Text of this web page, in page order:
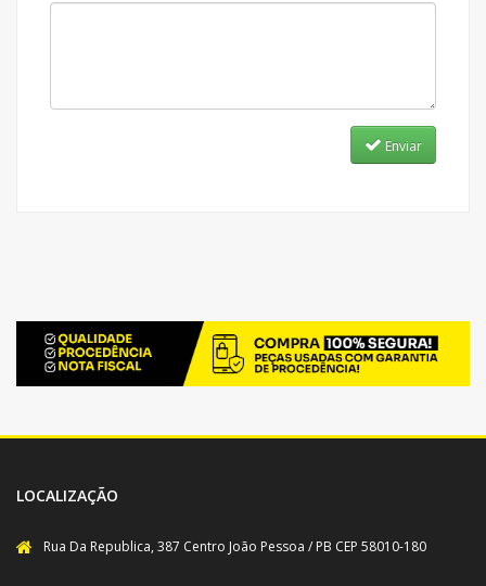
Enviar
LOCALIZAÇÃO
Rua Da Republica, 387 Centro João Pessoa / PB CEP 58010-180